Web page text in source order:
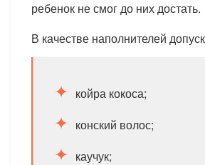
ребенок не смог до них достать.
В качестве наполнителей
койра кокоса;
конский волос;
каучук;